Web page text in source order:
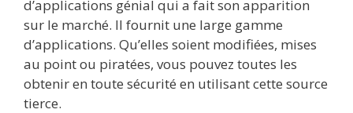
d’applications génial qui a fait son apparition
sur le marché. Il fournit une large gamme
d’applications. Qu’elles soient modifiées, mises
au point ou piratées, vous pouvez toutes les
obtenir en toute sécurité en utilisant cette source
tierce.